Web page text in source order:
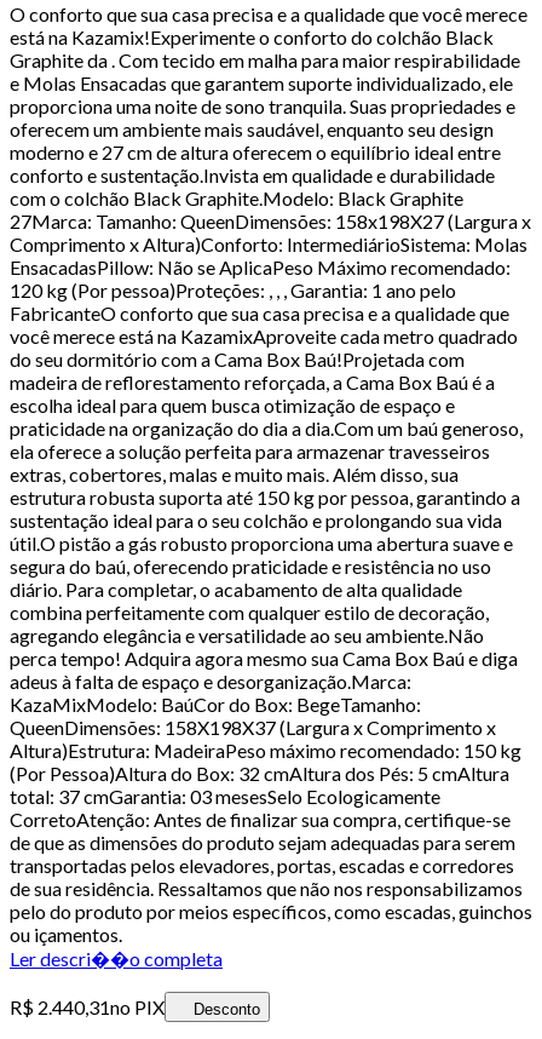
O conforto que sua casa precisa e a qualidade que você merece
está na Kazamix!Experimente o conforto do colchão Black
Graphite da . Com tecido em malha para maior respirabilidade
e Molas Ensacadas que garantem suporte individualizado, ele
proporciona uma noite de sono tranquila. Suas propriedades e
oferecem um ambiente mais saudável, enquanto seu design
moderno e 27 cm de altura oferecem o equilíbrio ideal entre
conforto e sustentação.Invista em qualidade e durabilidade
com o colchão Black Graphite.Modelo: Black Graphite
27Marca: Tamanho: QueenDimensões: 158x198X27 (Largura x
Comprimento x Altura)Conforto: IntermediárioSistema: Molas
EnsacadasPillow: Não se AplicaPeso Máximo recomendado:
120 kg (Por pessoa)Proteções: , , , Garantia: 1 ano pelo
FabricanteO conforto que sua casa precisa e a qualidade que
você merece está na KazamixAproveite cada metro quadrado
do seu dormitório com a Cama Box Baú!Projetada com
madeira de reflorestamento reforçada, a Cama Box Baú é a
escolha ideal para quem busca otimização de espaço e
praticidade na organização do dia a dia.Com um baú generoso,
ela oferece a solução perfeita para armazenar travesseiros
extras, cobertores, malas e muito mais. Além disso, sua
estrutura robusta suporta até 150 kg por pessoa, garantindo a
sustentação ideal para o seu colchão e prolongando sua vida
útil.O pistão a gás robusto proporciona uma abertura suave e
segura do baú, oferecendo praticidade e resistência no uso
diário. Para completar, o acabamento de alta qualidade
combina perfeitamente com qualquer estilo de decoração,
agregando elegância e versatilidade ao seu ambiente.Não
perca tempo! Adquira agora mesmo sua Cama Box Baú e diga
adeus à falta de espaço e desorganização.Marca:
KazaMixModelo: BaúCor do Box: BegeTamanho:
QueenDimensões: 158X198X37 (Largura x Comprimento x
Altura)Estrutura: MadeiraPeso máximo recomendado: 150 kg
(Por Pessoa)Altura do Box: 32 cmAltura dos Pés: 5 cmAltura
total: 37 cmGarantia: 03 mesesSelo Ecologicamente
CorretoAtenção: Antes de finalizar sua compra, certifique-se
de que as dimensões do produto sejam adequadas para serem
transportadas pelos elevadores, portas, escadas e corredores
de sua residência. Ressaltamos que não nos responsabilizamos
pelo do produto por meios específicos, como escadas, guinchos
ou içamentos.
Ler descri��o completa
R$ 2.440,31no PIX Desconto